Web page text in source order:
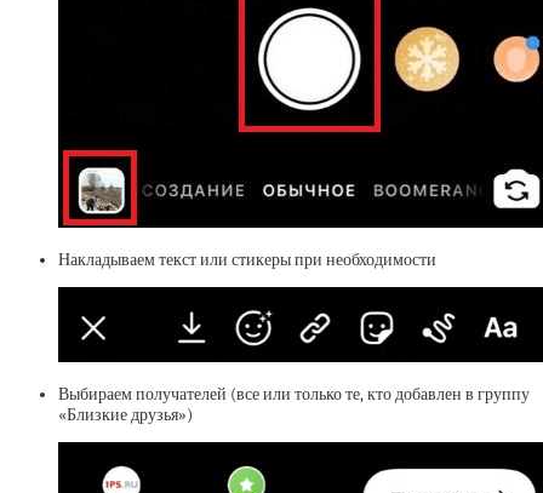
Накладываем текст или стикеры при необходимости
Выбираем получателей (все или только те, кто добавлен в группу
«Близкие друзья»)